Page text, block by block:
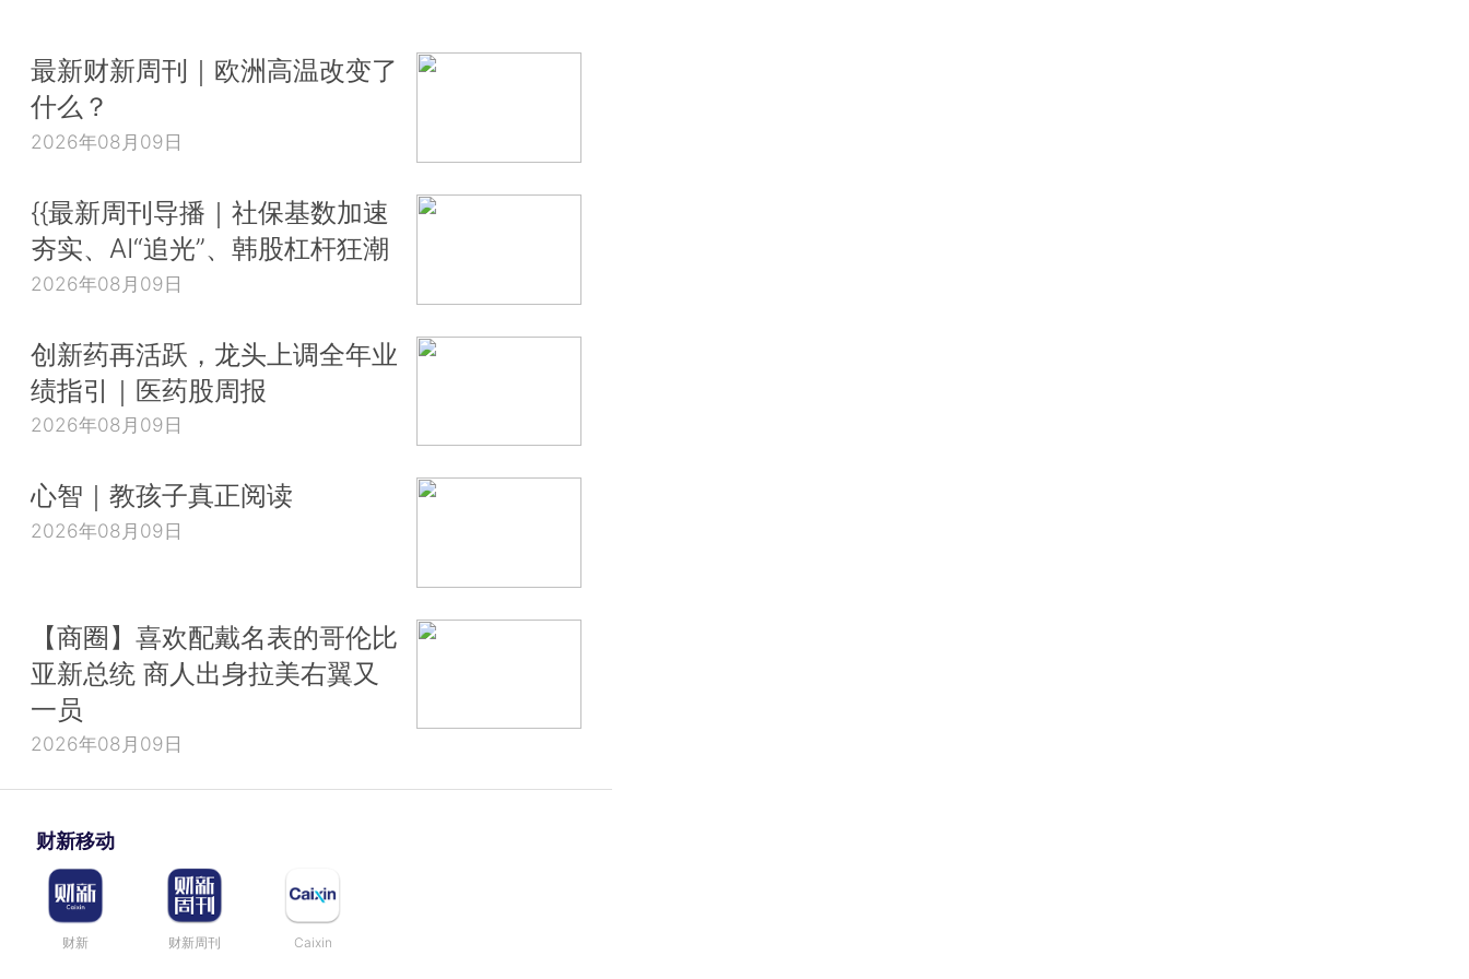
最新财新周刊｜欧洲高温改变了
什么？
2026年08月09日
{{最新周刊导播｜社保基数加速
夯实、AI“追光”、韩股杠杆狂潮
2026年08月09日
创新药再活跃，龙头上调全年业
绩指引｜医药股周报
2026年08月09日
心智｜教孩子真正阅读
2026年08月09日
【商圈】喜欢配戴名表的哥伦比
亚新总统 商人出身拉美右翼又
一员
2026年08月09日
财新移动
财新 财新周刊 Caixin